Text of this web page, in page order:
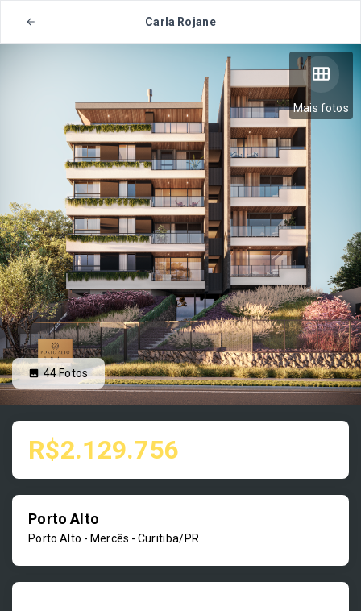
Carla Rojane
Mais fotos
44Fotos
R$2.129.756
Porto Alto
Porto Alto - Mercês - Curitiba/PR